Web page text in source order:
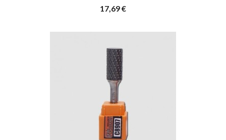
17,69 €